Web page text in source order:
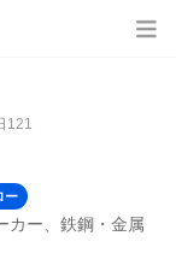
121
ー
カー、鉄鋼・金属